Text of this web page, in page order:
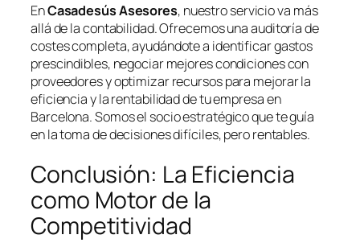
EnCasadesús Asesores, nuestro servicio va más
allá de la contabilidad. Ofrecemos una auditoría de
costes completa, ayudándote a identificar gastos
prescindibles, negociar mejores condiciones con
proveedores y optimizar recursos para mejorar la
eficiencia y la rentabilidad de tu empresa en
Barcelona. Somos el socio estratégico que te guía
en la toma de decisiones difíciles, pero rentables.
Conclusión: La Eficiencia
como Motor de la
Competitividad